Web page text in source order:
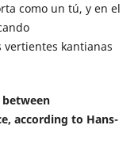
como un tú, y en el
vertientes kantianas
according to Hans-